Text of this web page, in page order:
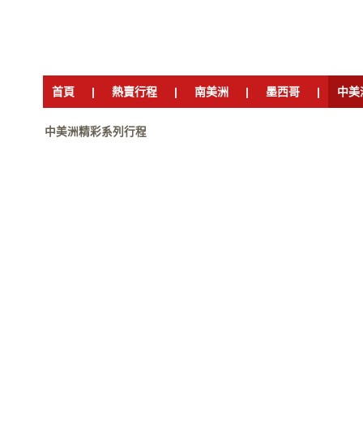
首頁 | 熱賣行程 | 南美洲 | 墨西哥 | 中美
中美洲精彩系列行程